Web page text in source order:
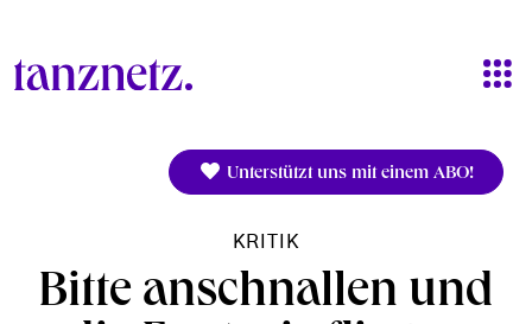
Unterstützt uns mit einem ABO!
KRITIK
Bitte anschnallen und